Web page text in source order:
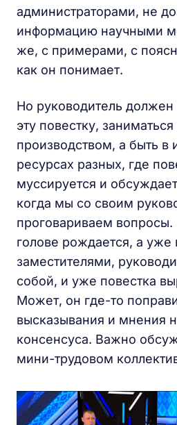
администраторами, не
информацию научными
же, с примерами, с
как он понимает.
Но руководитель
эту повестку,
производством, а быть
ресурсах разных, где
муссируется и
когда мы со своим
проговариваем вопросы.
голове рождается, а уже
заместителями,
собой, и уже повестка
Может, он где-то
высказывания и мнения
консенсуса. Важно
мини-трудовом